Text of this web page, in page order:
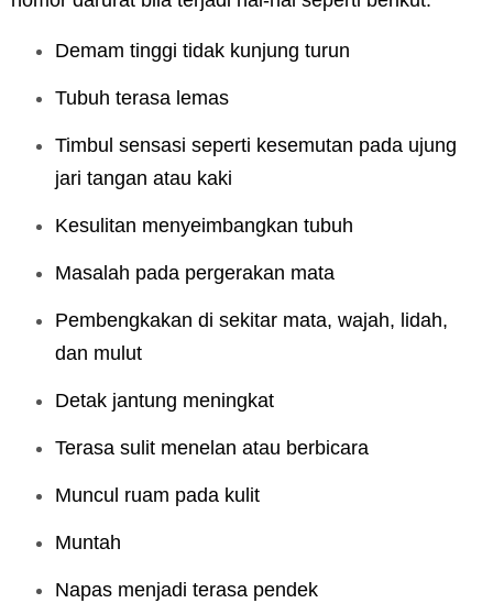
Demam tinggi tidak kunjung turun
Tubuh terasa lemas
Timbul sensasi seperti kesemutan pada ujung
jari tangan atau kaki
Kesulitan menyeimbangkan tubuh
Masalah pada pergerakan mata
Pembengkakan di sekitar mata, wajah, lidah,
dan mulut
Detak jantung meningkat
Terasa sulit menelan atau berbicara
Muncul ruam pada kulit
Muntah
Napas menjadi terasa pendek